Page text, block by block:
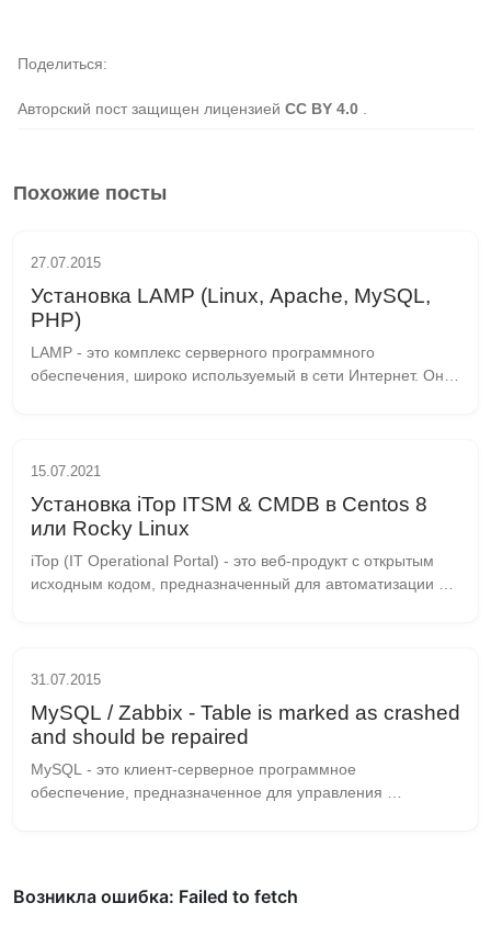
Авторский пост защищен лицензией CC BY 4.0 .
Поделиться
Похожие посты
27.07.2015
Установка LAMP (Linux, Apache, MySQL,
PHP)
LAMP - это комплекс серверного программного
обеспечения, широко используемый в сети Интернет. Он
15.07.2021
Установка iTop ITSM & CMDB в Centos 8
или Rocky Linux
iTop (IT Operational Portal) - это веб-продукт с открытым
исходным кодом, предназначенный для автоматизации
31.07.2015
MySQL / Zabbix - Table is marked as crashed
and should be repaired
MySQL - это клиент-серверное программное
обеспечение, предназначенное для управления